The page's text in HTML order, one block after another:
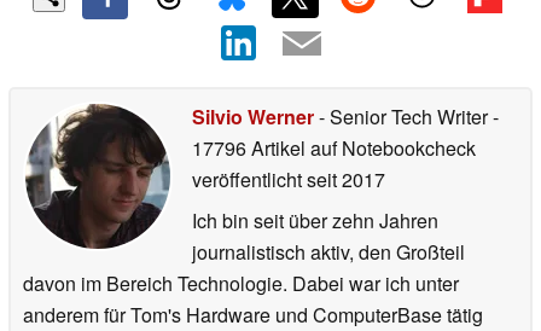
Silvio Werner- Senior Tech Writer-
17796 Artikel auf Notebookcheck
veröffentlichtseit 2017
Ich bin seit über zehn Jahren
journalistisch aktiv, den Großteil
davon im Bereich Technologie. Dabei war ich unter
anderem für Tom's Hardware und ComputerBase tätig